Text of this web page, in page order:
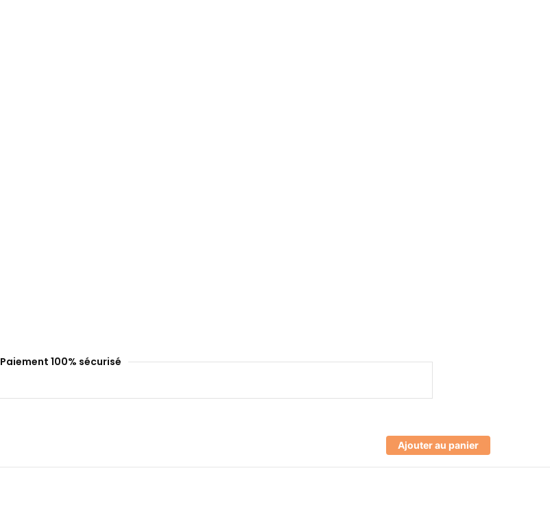
Paiement 100% sécurisé
Ajouter au panier